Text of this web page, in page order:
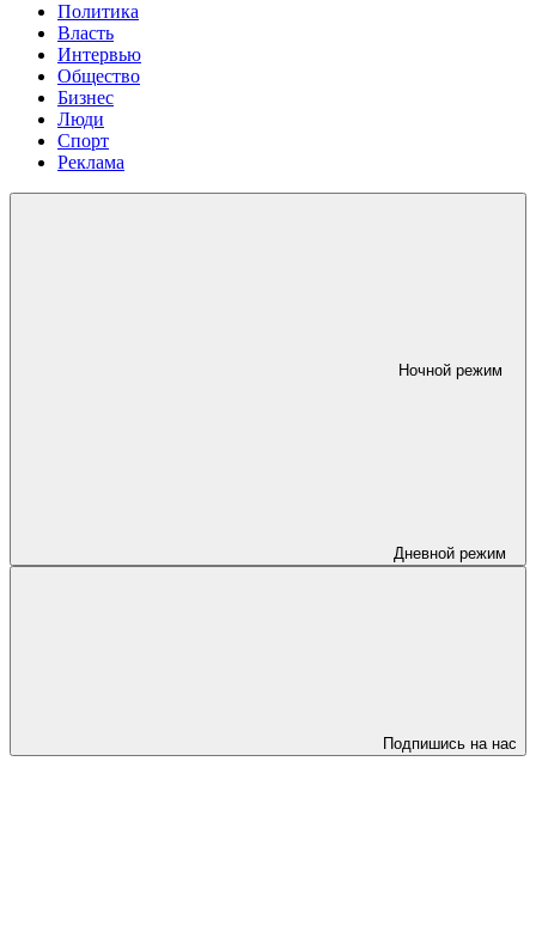
Политика
Власть
Интервью
Общество
Бизнес
Люди
Спорт
Реклама
Ночной режим
Дневной режим
Подпишись на нас